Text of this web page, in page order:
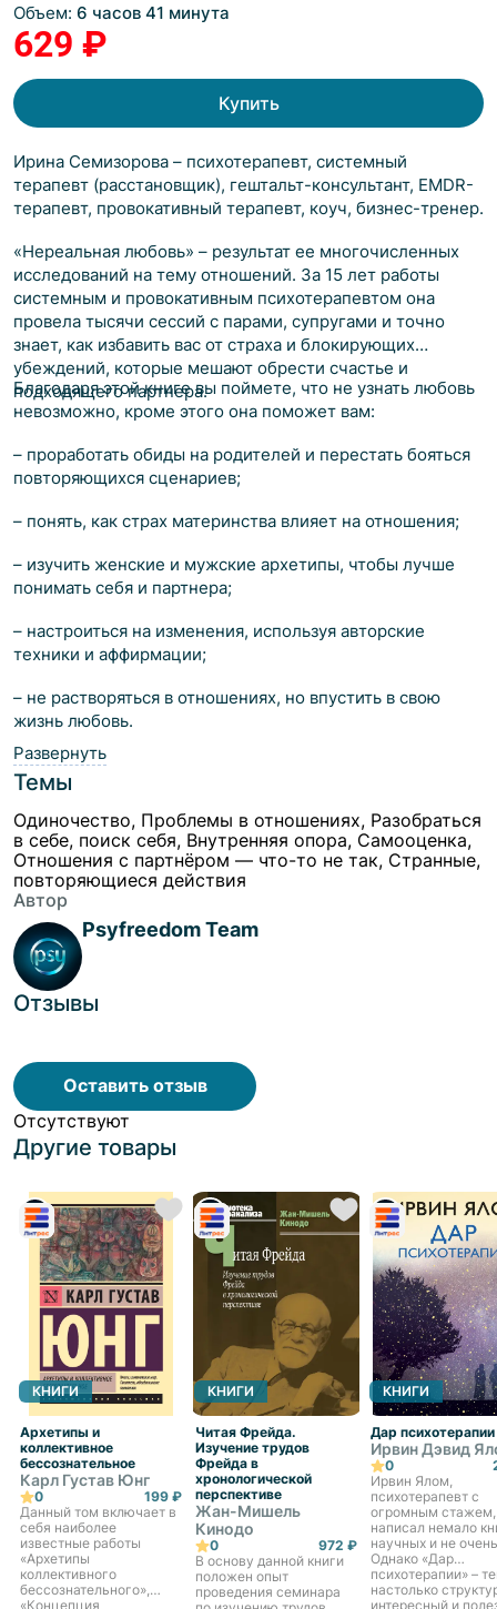
Объем: 6 часов 41 минута
629 ₽
Купить
Ирина Семизорова – психотерапевт, системный
терапевт (расстановщик), гештальт-консультант, EMDR-
терапевт, провокативный терапевт, коуч, бизнес-тренер.
«Нереальная любовь» – результат ее многочисленных
исследований на тему отношений. За 15 лет работы
системным и провокативным психотерапевтом она
провела тысячи сессий с парами, супругами и точно
знает, как избавить вас от страха и блокирующих
убеждений, которые мешают обрести счастье и
подходящего партнера.
Благодаря этой книге вы поймете, что не узнать любовь
невозможно, кроме этого она поможет вам:
– проработать обиды на родителей и перестать бояться
повторяющихся сценариев;
– понять, как страх материнства влияет на отношения;
– изучить женские и мужские архетипы, чтобы лучше
понимать себя и партнера;
– настроиться на изменения, используя авторские
техники и аффирмации;
– не растворяться в отношениях, но впустить в свою
жизнь любовь.
Развернуть
Темы
Одиночество, Проблемы в отношениях, Разобраться
в себе, поиск себя, Внутренняя опора, Самооценка,
Отношения с партнёром — что-то не так, Странные,
повторяющиеся действия
Автор
Psyfreedom Team
Отзывы
Оставить отзыв
Отсутствуют
Другие товары
КНИГИ
Архетипы и
коллективное
бессознательное
Карл Густав Юнг
0
199 ₽
Данный том включает в
себя наиболее
известные работы
«Архетипы
коллективного
бессознательного»,
«Концепция
КНИГИ
Читая Фрейда.
Изучение трудов
Фрейда в
хронологической
перспективе
Жан-Мишель
Кинодо
0
972 ₽
В основу данной книги
положен опыт
проведения семинара
КНИГИ
Дар психотерапии
Ирвин Дэвид
0
Ирвин Ялом,
психотерапевт с
огромным стажем,
написал немало
научных и не
Однако «Дар
психотерапии» –
настолько
интересный и